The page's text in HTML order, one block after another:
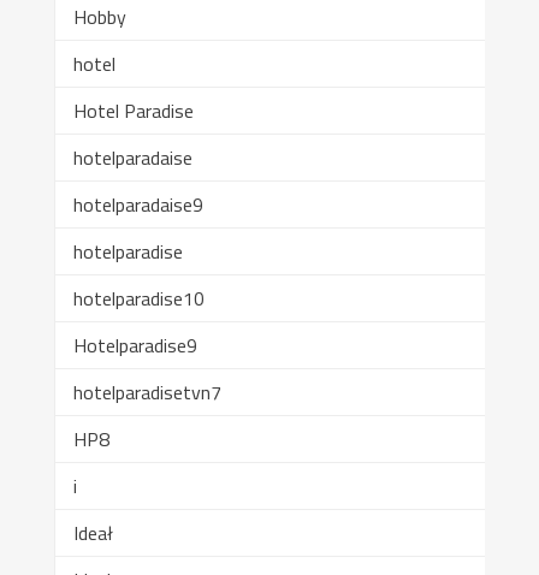
Hobby
hotel
Hotel Paradise
hotelparadaise
hotelparadaise9
hotelparadise
hotelparadise10
Hotelparadise9
hotelparadisetvn7
HP8
i
Ideał